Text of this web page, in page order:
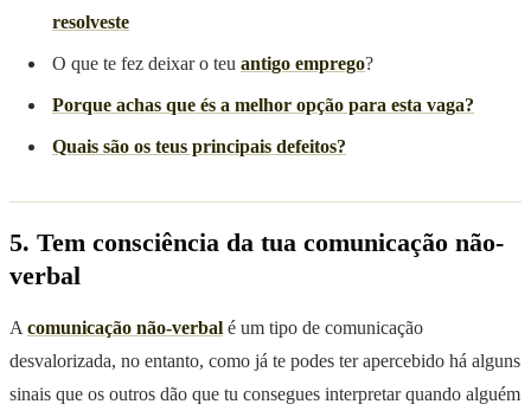
resolveste
O que te fez deixar o teu antigo emprego?
Porque achas que és a melhor opção para esta vaga?
Quais são os teus principais defeitos?
5. Tem consciência da tua comunicação não-
verbal
Acomunicação não-verbal é um tipo de comunicação
desvalorizada, no entanto, como já te podes ter apercebido há alguns
sinais que os outros dão que tu consegues interpretar quando alguém